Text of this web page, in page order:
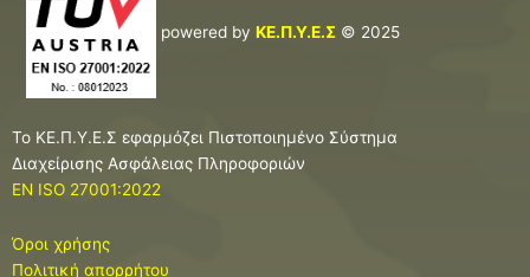
powered by ΚΕ.Π.Υ.Ε.Σ © 2025
Το ΚΕ.Π.Υ.Ε.Σ εφαρμόζει Πιστοποιημένο Σύστημα
Διαχείρισης Ασφάλειας Πληροφοριών
EN ISO 27001:2022
Όροι χρήσης
Πολιτική απορρήτου